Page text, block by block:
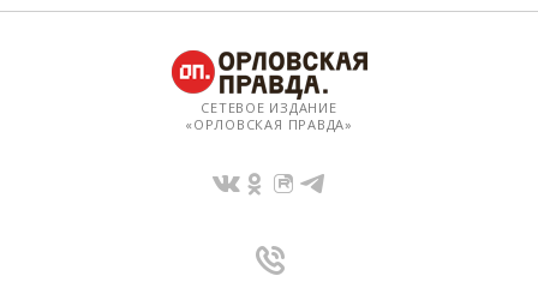
СЕТЕВОЕ ИЗДАНИЕ
«ОРЛОВСКАЯ ПРАВДА»